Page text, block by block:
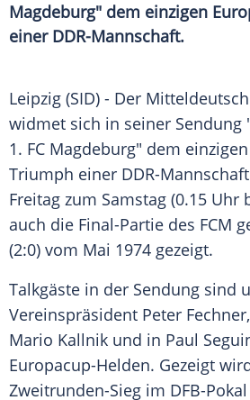
Magdeburg" dem einzigen
einer DDR-Mannschaft.
Leipzig (SID) - Der
widmet sich in seiner Sendung
1. FC Magdeburg" dem
Triumph einer DDR-
Freitag zum Samstag (0.15 Uhr
auch die Final-Partie des FCM
(2:0) vom Mai 1974 gezeigt.
Talkgäste in der Sendung sind
Vereinspräsident Peter Fechner
Mario Kallnik und in Paul
Europacup-Helden. Gezeigt
Zweitrunden-Sieg im DFB-